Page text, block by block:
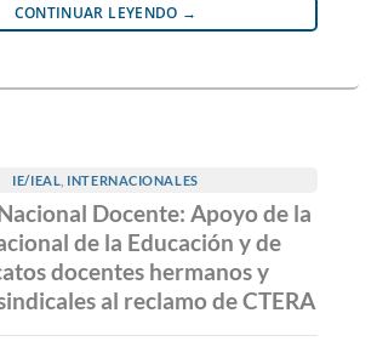
CONTINUAR LEYENDO →
IE/IEAL INTERNACIONALES
Docente: Apoyo de la
de la Educación y de
docentes hermanos y
al reclamo de CTERA